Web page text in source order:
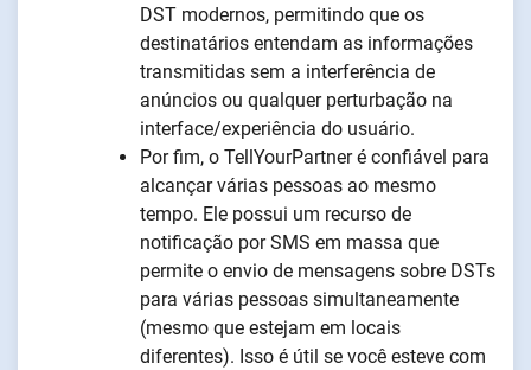
DST modernos, permitindo que os
destinatários entendam as informações
transmitidas sem a interferência de
anúncios ou qualquer perturbação na
interface/experiência do usuário.
Por fim, o TellYourPartner é confiável para
alcançar várias pessoas ao mesmo
tempo. Ele possui um recurso de
notificação por SMS em massa que
permite o envio de mensagens sobre DSTs
para várias pessoas simultaneamente
(mesmo que estejam em locais
diferentes). Isso é útil se você esteve com